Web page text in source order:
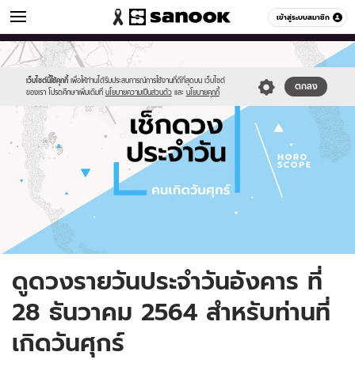
เข้าสู่ระบบสมาชิก
ดูดวง หมวดอื่นๆ
เว็บไซต์นี้ใช้คุกกี้ เพื่อให้ท่านได้รับประสบการณ์การใช้งานที่ดีที่สุดบน เว็บไซต์
ของเรา โปรดศึกษาเพิ่มเติมที่ นโยบายความเป็นส่วนตัว และ นโยบายคุกกี้
ตกลง
Sanook
//s.isanook.com/sr/0/images/logo-
new-
sanook.png
600
60
//s.isanook.com/ho/0/ud/fxd/day/daily-
horoscope-
friday.jpg
ดูดวงรายวันประจำวันอังคาร ที่
28 ธันวาคม 2564 สำหรับท่านที่
เกิดวันศุกร์